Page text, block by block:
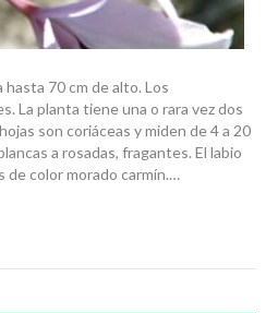
70 cm de alto. Los
La planta tiene una o rara vez dos
son coriáceas y miden de 4 a 20
a rosadas, fragantes. El labio
de color morado carmín.…